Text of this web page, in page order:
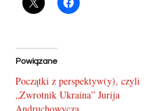
Powiązane
Początki z perspektyw(y), czyli
„Zwrotnik Ukraina” Jurija